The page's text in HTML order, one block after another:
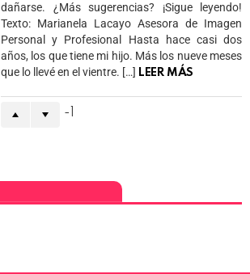
dañarse. ¿Más sugerencias? ¡Sigue leyendo!
Texto: Marianela Lacayo Asesora de Imagen
Personal y Profesional Hasta hace casi dos
años, los que tiene mi hijo. Más los nueve meses
que lo llevé en el vientre. […] LEER MÁS
-1